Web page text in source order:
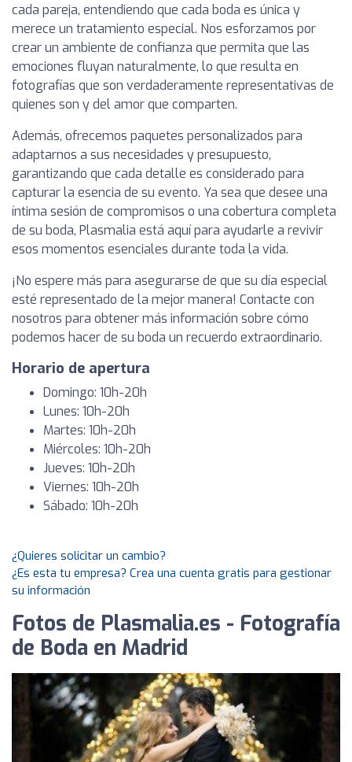
cada pareja, entendiendo que cada boda es única y
merece un tratamiento especial. Nos esforzamos por
crear un ambiente de confianza que permita que las
emociones fluyan naturalmente, lo que resulta en
fotografías que son verdaderamente representativas de
quienes son y del amor que comparten.
Además, ofrecemos paquetes personalizados para
adaptarnos a sus necesidades y presupuesto,
garantizando que cada detalle es considerado para
capturar la esencia de su evento. Ya sea que desee una
íntima sesión de compromisos o una cobertura completa
de su boda, Plasmalia está aquí para ayudarle a revivir
esos momentos esenciales durante toda la vida.
¡No espere más para asegurarse de que su día especial
esté representado de la mejor manera! Contacte con
nosotros para obtener más información sobre cómo
podemos hacer de su boda un recuerdo extraordinario.
Horario de apertura
Domingo: 10h-20h
Lunes: 10h-20h
Martes: 10h-20h
Miércoles: 10h-20h
Jueves: 10h-20h
Viernes: 10h-20h
Sábado: 10h-20h
¿Quieres solicitar un cambio?
¿Es esta tu empresa? Crea una cuenta gratis para gestionar
su información
Fotos de Plasmalia.es - Fotografía
de Boda en Madrid